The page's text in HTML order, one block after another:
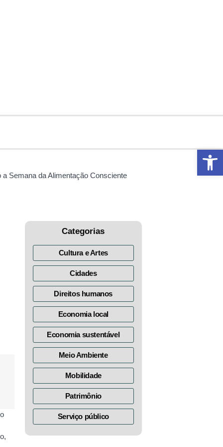
Semana da Alimentação Consciente
Categorias
Cultura e Artes
Cidades
Direitos humanos
Economia local
Economia sustentável
Meio Ambiente
Mobilidade
Patrimônio
Serviço público
Abrir